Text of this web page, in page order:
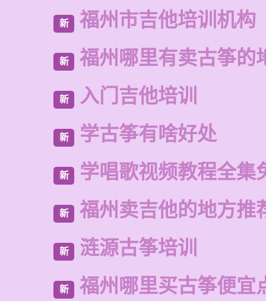
新 福州市吉他培训机构
新 福州哪里有卖古筝的
新 入门吉他培训
新 学古筝有啥好处
新 学唱歌视频教程全集
新 福州卖吉他的地方推
新 涟源古筝培训
新 福州哪里买古筝便宜